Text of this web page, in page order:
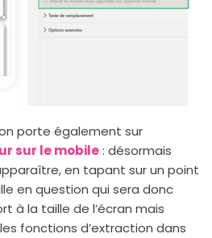
porte également sur
sur le mobile: désormais
en tapant sur un point
en question qui sera donc
à la taille de l’écran mais
fonctions d’extraction dans